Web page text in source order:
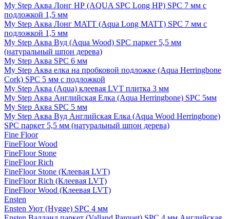
My Step Аква Лонг НР (AQUA SPC Long HP) SPC 7 мм с
подложкой 1,5 мм
My Step Аква Лонг MATT (Aqua Long MATT) SPC 7 мм с
подложкой 1,5 мм
My Step Аква Вуд (Aqua Wood) SPC паркет 5,5 мм
(натуральный шпон дерева)
My Step Аква SPC 6 мм
My Step Аква елка на пробковой подложке (Aqua Herringbone
Cork) SPC 5 мм с подложкой
My Step Аква (Aqua) клеевая LVT плитка 3 мм
My Step Аква Английская Елка (Aqua Herringbone) SPC 5мм
My Step Аква SPC 5 мм
My Step Аква Вуд Английская Елка (Aqua Wood Herringbone)
SPC паркет 5,5 мм (натуральный шпон дерева)
Fine Floor
FineFloor Wood
FineFloor Stone
FineFloor Rich
FineFloor Stone (Клеевая LVT)
FineFloor Rich (Клеевая LVT)
FineFloor Wood (Клеевая LVT)
Ensten
Ensten Уют (Hygge) SPC 4 мм